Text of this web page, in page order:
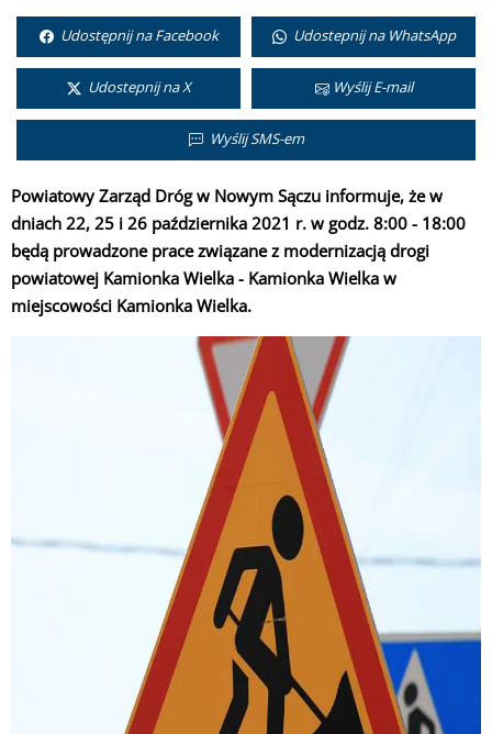
Udostępnij na Facebook Udostepnij na WhatsApp
Udostepnij na X Wyślij E-mail
Wyślij SMS-em
Powiatowy Zarząd Dróg w Nowym Sączu informuje, że w
dniach 22, 25 i 26 października 2021 r. w godz. 8:00 - 18:00
będą prowadzone prace związane z modernizacją drogi
powiatowej Kamionka Wielka - Kamionka Wielka w
miejscowości Kamionka Wielka.